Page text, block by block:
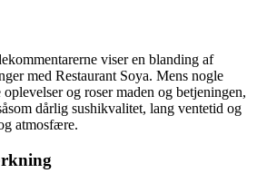
viser en blanding af
med Restaurant Soya. Mens nogle
og roser maden og betjeningen,
dårlig sushikvalitet, lang ventetid og
atmosfære.